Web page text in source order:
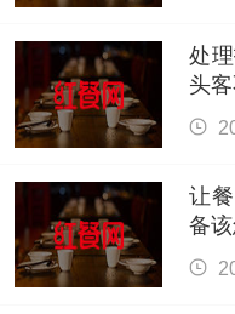
处
头
让
备